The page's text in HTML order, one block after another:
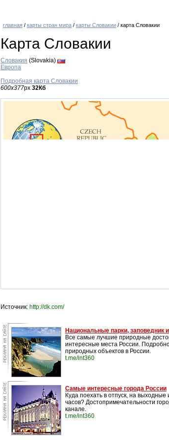
главная / карты стран мира / карты Словакии / карта Словакии
Карта Словакии
Словакия (Slovakia)
Европа
Подробная карта Словакии
600x377px 32Кб
Источник: http://dk.com/
Национальные парки, заповедник
Все самые лучшие природные
интересные места России.
природных объектов в России.
t.me/int360
Самые интересные города России
Куда поехать в отпуск, на выходные
часов? Достопримечательности
канале.
t.me/int360